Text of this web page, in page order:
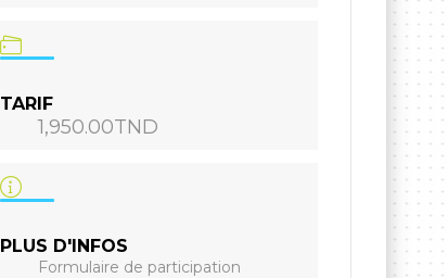
TARIF
1,950.00TND
PLUS D'INFOS
Formulaire de participation